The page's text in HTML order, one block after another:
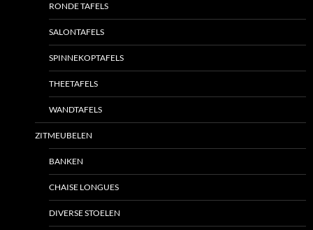
RONDE TAFELS
SALONTAFELS
SPINNEKOPTAFELS
THEETAFELS
WANDTAFELS
ZITMEUBELEN
BANKEN
CHAISE LONGUES
DIVERSE STOELEN